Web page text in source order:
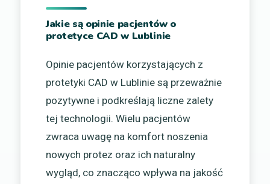
Jakie są opinie pacjentów o
protetyce CAD w Lublinie
Opinie pacjentów korzystających z
protetyki CAD w Lublinie są przeważnie
pozytywne i podkreślają liczne zalety
tej technologii. Wielu pacjentów
zwraca uwagę na komfort noszenia
nowych protez oraz ich naturalny
wygląd, co znacząco wpływa na jakość